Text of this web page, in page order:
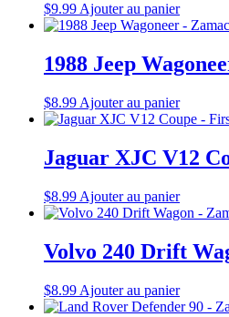
$9.99 Ajouter au panier
1988 Jeep
$8.99 Ajouter au panier
Jaguar XJC V12
$8.99 Ajouter au panier
Volvo 240 Drift
$8.99 Ajouter au panier